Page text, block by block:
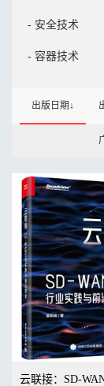
- 安全技术
- 容器技术
出版日期↓